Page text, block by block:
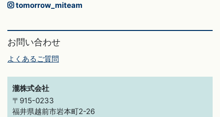
tomorrow_miteam
お問い合わせ
よくあるご質問
瀧株式会社
〒915-0233
福井県越前市岩本町2-26